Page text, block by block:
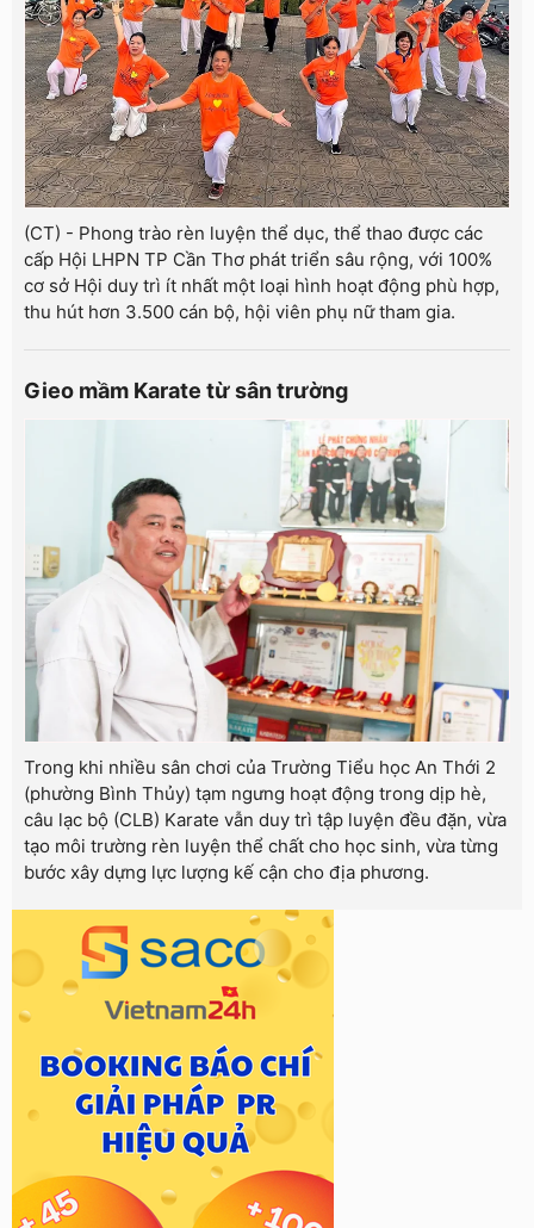
(CT) - Phong trào rèn luyện thể dục, thể thao được các
cấp Hội LHPN TP Cần Thơ phát triển sâu rộng, với 100%
cơ sở Hội duy trì ít nhất một loại hình hoạt động phù hợp,
thu hút hơn 3.500 cán bộ, hội viên phụ nữ tham gia.
Gieo mầm Karate từ sân trường
Trong khi nhiều sân chơi của Trường Tiểu học An Thới 2
(phường Bình Thủy) tạm ngưng hoạt động trong dịp hè,
câu lạc bộ (CLB) Karate vẫn duy trì tập luyện đều đặn, vừa
tạo môi trường rèn luyện thể chất cho học sinh, vừa từng
bước xây dựng lực lượng kế cận cho địa phương.